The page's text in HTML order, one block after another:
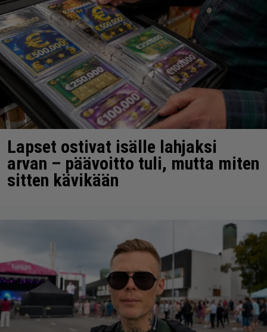
Lapset ostivat isälle lahjaksi
arvan – päävoitto tuli, mutta miten
sitten kävikään